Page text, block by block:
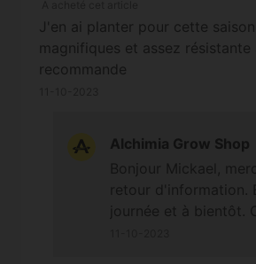
J'en ai planter pour cette
magnifiques et assez résistante
recommande
Alchimia Grow Shop